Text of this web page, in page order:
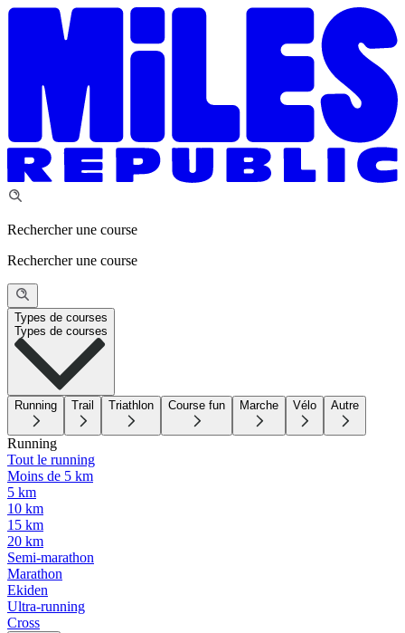
Rechercher une course
Rechercher une course
Types de courses
Types de courses
Running Trail Triathlon Course fun Marche Vélo Autre
Running
Tout le running
Moins de 5 km
5 km
10 km
15 km
20 km
Semi-marathon
Marathon
Ekiden
Ultra-running
Cross